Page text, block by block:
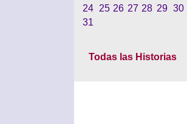
24
25 26 27 28 29 30
31
Todas las Historias